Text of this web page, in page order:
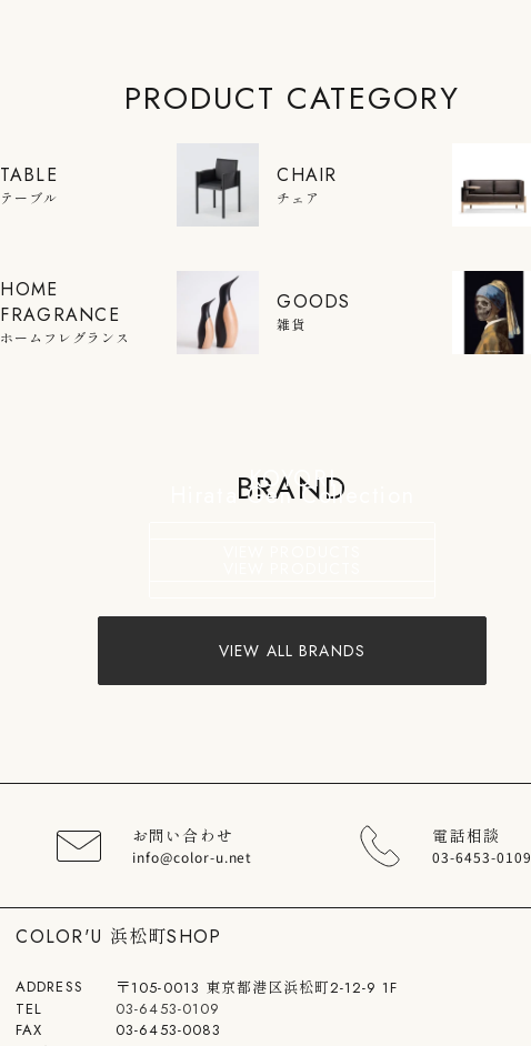
PRODUCT CATEGORY
TABLE
テーブル
CHAIR
チェア
HOME
FRAGRANCE
ホームフレグランス
GOODS
雑貨
BRAND
KOYORI
Hirata Gen Collection
VIEW ALL BRANDS
お問い合わせ
info@color-u.net
電話相談
03-6453-0109
COLOR'U 浜松町SHOP
ADDRESS
〒105-0013 東京都港区浜松町2-12-9 1F
TEL
03-6453-0109
FAX
03-6453-0083